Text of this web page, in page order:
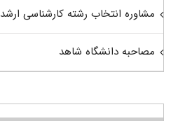
مشاوره انتخاب رشته کارشناسی ارشد
مصاحبه دانشگاه شاهد